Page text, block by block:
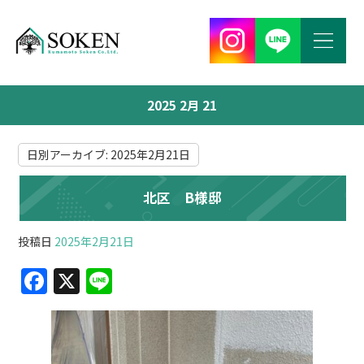
2025 2月 21
日別アーカイブ: 2025年2月21日
北区 B様邸
投稿日 2025年2月21日
F
a
c
X
n
e